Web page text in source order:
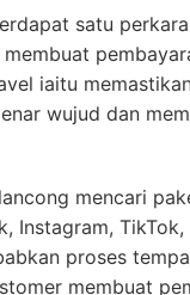
satu
iaitu
wujud dan
mencari
Instagram,
proses
membuat